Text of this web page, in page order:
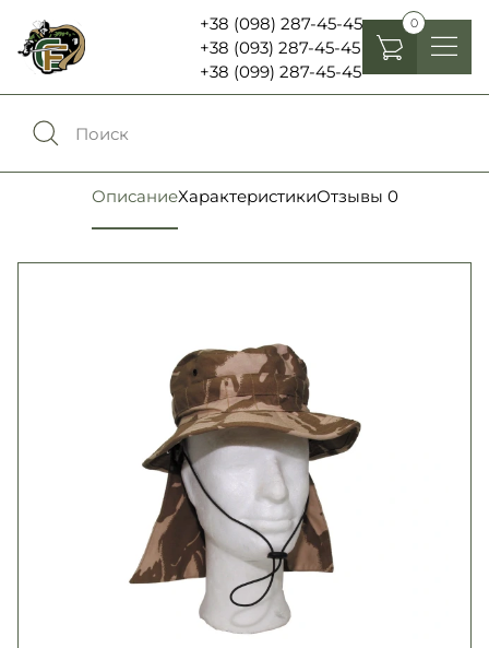
+38 (098) 287-45-45
+38 (093) 287-45-45
+38 (099) 287-45-45
0
Сравнение0
Избранное0
UA
Обувь
Фонари, бинокли и елементы питания
Шевроны, патчи , нашивки
Фурнитура
Second Hand NATO
ОписаниеХарактеристикиОтзывы 0